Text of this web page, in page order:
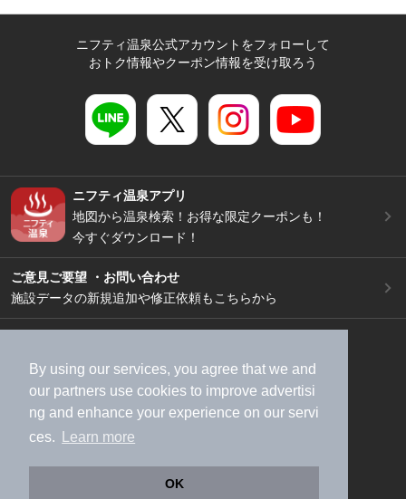
By using our services, you agree that we and
our partners use cookies to improve advertisi
ng and enhance your experience on our servi
ces.
Learn more
OK
ニフティ温泉公式アカウントをフォローして
おトク情報やクーポン情報を受け取ろう
ニフティ温泉アプリ
地図から温泉検索！お得な限定クーポンも！
今すぐダウンロード！
ご意見ご要望 ・お問い合わせ
施設データの新規追加や修正依頼もこちらから
加盟店募集（資料請求）
広告出稿のご案内
利用規約
ライフスタイルMEMBERS+規約
特定商取引法に基づく表記
ヘルプ
採用情報
運営会社